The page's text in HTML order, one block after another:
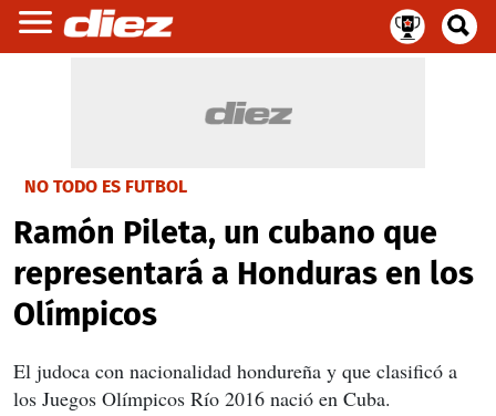
NO TODO ES FUTBOL
Ramón Pileta, un cubano que
representará a Honduras en los
Olímpicos
El judoca con nacionalidad hondureña y que clasificó a
los Juegos Olímpicos Río 2016 nació en Cuba.